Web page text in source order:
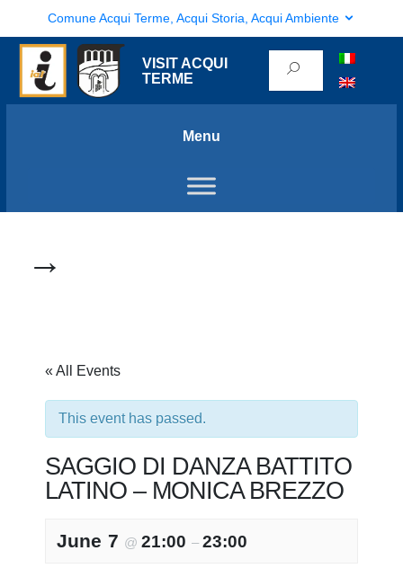
Comune Acqui Terme, Acqui Storia, Acqui Ambiente
VISIT ACQUI
TERME
Menu
→
« All Events
This event has passed.
SAGGIO DI DANZA BATTITO
LATINO – MONICA BREZZO
June 7 @ 21:00 – 23:00